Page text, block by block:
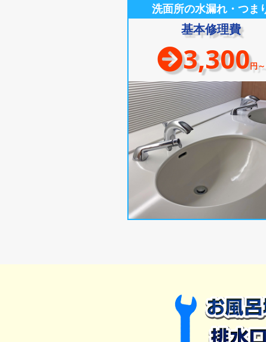
洗面所の水漏れ・つま
基本修理費
3,300円～